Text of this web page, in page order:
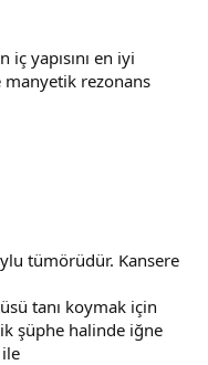
yapısını en iyi
rezonans
tümörüdür. Kansere
tanı koymak için
şüphe halinde iğne